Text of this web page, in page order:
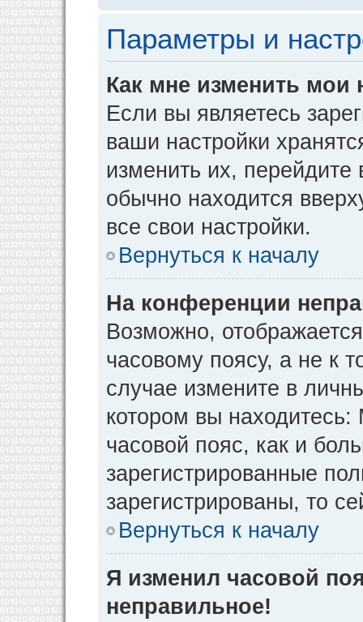
Параметры и
Как мне изменить мои
Если вы являетесь
ваши настройки
изменить их, перейдите
обычно находится
все свои настройки.
Вернуться к началу
На конференции
Возможно,
часовому поясу, а не к
случае измените в
котором вы находитесь:
часовой пояс, как и
зарегистрированные
зарегистрированы, то
Вернуться к началу
Я изменил часовой
неправильное!